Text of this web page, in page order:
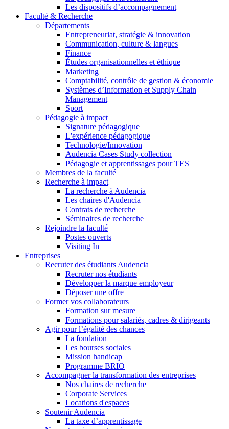
Les dispositifs d’accompagnement
Faculté & Recherche
Départements
Entrepreneuriat, stratégie & innovation
Communication, culture & langues
Finance
Études organisationnelles et éthique
Marketing
Comptabilité, contrôle de gestion & économie
Systèmes d’Information et Supply Chain
Management
Sport
Pédagogie à impact
Signature pédagogique
L'expérience pédagogique
Technologie/Innovation
Audencia Cases Study collection
Pédagogie et apprentissages pour TES
Membres de la faculté
Recherche à impact
La recherche à Audencia
Les chaires d'Audencia
Contrats de recherche
Séminaires de recherche
Rejoindre la faculté
Postes ouverts
Visiting In
Entreprises
Recruter des étudiants Audencia
Recruter nos étudiants
Développer la marque employeur
Déposer une offre
Former vos collaborateurs
Formation sur mesure
Formations pour salariés, cadres & dirigeants
Agir pour l’égalité des chances
La fondation
Les bourses sociales
Mission handicap
Programme BRIO
Accompagner la transformation des entreprises
Nos chaires de recherche
Corporate Services
Locations d'espaces
Soutenir Audencia
La taxe d’apprentissage